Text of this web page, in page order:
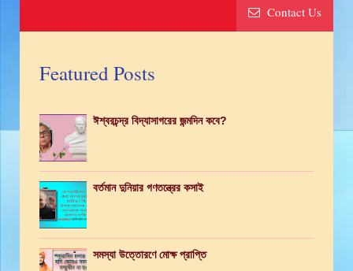
Contact Us
Featured Posts
ঈশ্বরচন্দ্র বিদ্যাসাগরের জন্মদিন কবে?
বর্তমান দুনিয়ার গণতন্ত্রের কসাই
সমস্যা উত্তোরণে মোক্ষ প্রাপ্তি